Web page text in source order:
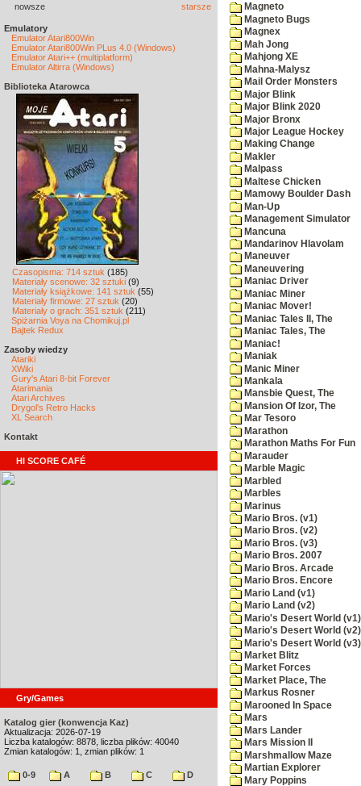
nowsze starsze
Emulatory
Emulator Atari800Win
Emulator Atari800Win PLus 4.0 (Windows)
Emulator Atari++ (multiplatform)
Emulator Altirra (Windows)
Biblioteka Atarowca
Czasopisma: 714 sztuk (185)
Materiały scenowe: 32 sztuki (9)
Materiały książkowe: 141 sztuk (55)
Materiały firmowe: 27 sztuk (20)
Materiały o grach: 351 sztuk (211)
Spiżarnia Voya na Chomikuj.pl
Bajtek Redux
Zasoby wiedzy
Atariki
XWiki
Gury's Atari 8-bit Forever
Atarimania
Atari Archives
Drygol's Retro Hacks
XL Search
Kontakt
HI SCORE CAFÉ
Gry/Games
Katalog gier (konwencja Kaz)
Aktualizacja: 2026-07-19
Liczba katalogów: 8878, liczba plików: 40040
Zmian katalogów: 1, zmian plików: 1
0-9 A B C
D
Magneto
Magneto Bugs
Magnex
Mah Jong
Mahjong XE
Mahna-Malysz
Mail Order Monsters
Major Blink
Major Blink 2020
Major Bronx
Major League Hockey
Making Change
Makler
Malpass
Maltese Chicken
Mamowy Boulder Dash
Man-Up
Management Simulator
Mancuna
Mandarinov Hlavolam
Maneuver
Maneuvering
Maniac Driver
Maniac Miner
Maniac Mover!
Maniac Tales II, The
Maniac Tales, The
Maniac!
Maniak
Manic Miner
Mankala
Mansbie Quest, The
Mansion Of Izor, The
Mar Tesoro
Marathon
Marathon Maths For Fun
Marauder
Marble Magic
Marbled
Marbles
Marinus
Mario Bros. (v1)
Mario Bros. (v2)
Mario Bros. (v3)
Mario Bros. 2007
Mario Bros. Arcade
Mario Bros. Encore
Mario Land (v1)
Mario Land (v2)
Mario's Desert World (v1)
Mario's Desert World (v2)
Mario's Desert World (v3)
Market Blitz
Market Forces
Market Place, The
Markus Rosner
Marooned In Space
Mars
Mars Lander
Mars Mission II
Marshmallow Maze
Martian Explorer
Mary Poppins